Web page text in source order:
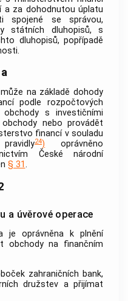
a za dohodnutou úplatu
spojené se správou,
státních dluhopisů, s
dluhopisů, popřípadě
na základě dohody
podle rozpočtových
obchody s investičními
nebo provádět
financí v souladu
24) oprávněno
České národní
§ 31.
a úvěrové operace
je oprávněna k plnění
obchody na finančním
zahraničních bank,
družstev a přijímat